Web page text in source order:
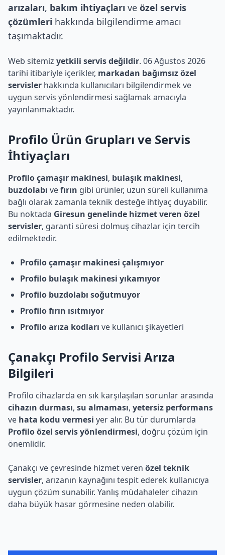
arızaları, bakım ihtiyaçları ve özel servis
çözümleri hakkında bilgilendirme amacı
taşımaktadır.
Web sitemiz yetkili servis değildir. 06 Ağustos 2026
tarihi itibariyle içerikler, markadan bağımsız özel
servisler hakkında kullanıcıları bilgilendirmek ve
uygun servis yönlendirmesi sağlamak amacıyla
yayınlanmaktadır.
Profilo Ürün Grupları ve Servis
İhtiyaçları
Profilo çamaşır makinesi, bulaşık makinesi,
buzdolabı vefırın gibi ürünler, uzun süreli kullanıma
bağlı olarak zamanla teknik desteğe ihtiyaç duyabilir.
Bu noktada Giresun genelinde hizmet veren özel
servisler, garanti süresi dolmuş cihazlar için tercih
edilmektedir.
Profilo çamaşır makinesi çalışmıyor
Profilo bulaşık makinesi yıkamıyor
Profilo buzdolabı soğutmuyor
Profilo fırın ısıtmıyor
Profilo arıza kodları ve kullanıcı şikayetleri
Çanakçı Profilo Servisi Arıza
Bilgileri
Profilo cihazlarda en sık karşılaşılan sorunlar arasında
cihazın durması, su almaması, yetersiz performans
ve hata kodu vermesi yer alır. Bu tür durumlarda
Profilo özel servis yönlendirmesi, doğru çözüm için
önemlidir.
Çanakçı ve çevresinde hizmet veren özel teknik
servisler, arızanın kaynağını tespit ederek kullanıcıya
uygun çözüm sunabilir. Yanlış müdahaleler cihazın
daha büyük hasar görmesine neden olabilir.